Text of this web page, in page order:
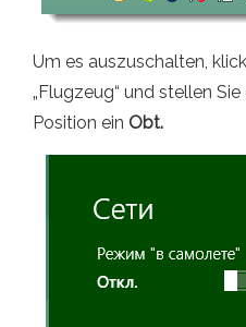
Um es auszuschalten,
„Flugzeug“ und stellen
Position ein Obt.